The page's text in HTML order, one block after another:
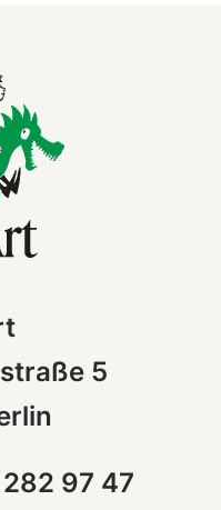
5
97 47